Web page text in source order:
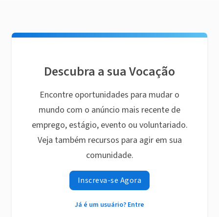
Descubra a sua Vocação
Encontre oportunidades para mudar o
mundo com o anúncio mais recente de
emprego, estágio, evento ou voluntariado.
Veja também recursos para agir em sua
comunidade.
Inscreva-se Agora
Já é um usuário? Entre